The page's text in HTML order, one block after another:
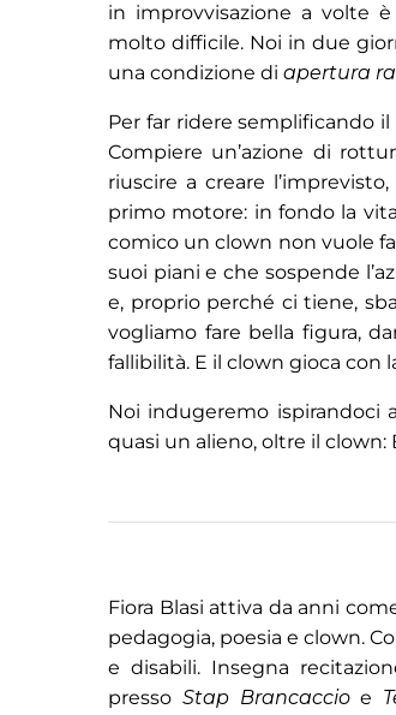
in improvvisazione a volte
molto difficile. Noi in due
una condizione di apertura
Per far ridere semplificando
Compiere un’azione di
riuscire a creare
primo motore: in fondo la
comico un clown non vuole
suoi piani e che sospende
e, proprio perché ci tiene,
vogliamo fare bella figura,
fallibilità. E il clown gioca con
Noi indugeremo ispirandoci
quasi un alieno, oltre il clown:
Fiora Blasi attiva da anni
pedagogia, poesia e clown.
e disabili. Insegna
presso Stap Brancaccioe